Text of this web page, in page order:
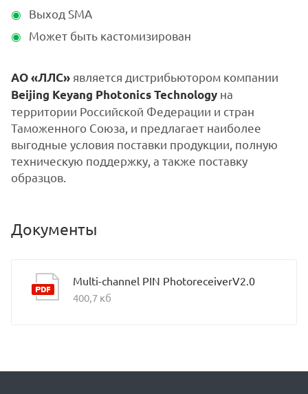
Выход SMA
Может быть кастомизирован
АО «ЛЛС» является дистрибьютором компании
Beijing Keyang Photonics Technology на
территории Российской Федерации и стран
Таможенного Союза, и предлагает наиболее
выгодные условия поставки продукции, полную
техническую поддержку, а также поставку
образцов.
Документы
Multi-channel PIN PhotoreceiverV2.0
400,7 кб